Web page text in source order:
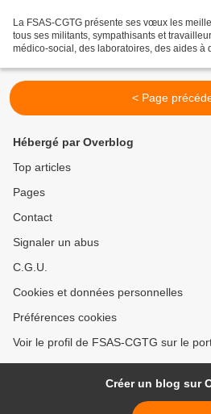
La FSAS-CGTG présente ses vœux les
tous ses militants, sympathisants et
médico-social, des laboratoires, des aides à
< Page
Hébergé par Overblog
Top articles
Pages
Contact
Signaler un abus
C.G.U.
Cookies et données personnelles
Préférences cookies
Voir le profil de FSAS-CGTG sur le
Créer un blog sur